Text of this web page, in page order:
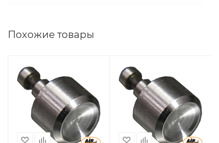
Похожие товары
Совместимость с
пресс-
заклепочником
SA-SC3001, SA-
SC3002, SA-
SC3003, SA-
SC3004
Совместимость с
пресс-
заклепочником
SA-SC3001, SA-
SC3002, SA-
SC3003, SA-
SC3004